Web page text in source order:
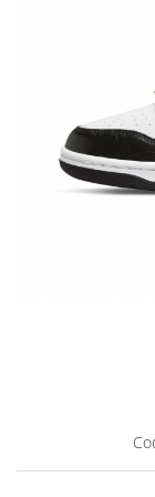
Pantaloni scurti
Accesorii
Ingrijire